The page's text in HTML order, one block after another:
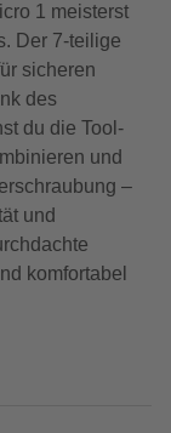
1 meisterst
Der 7-teilige
sicheren
des
du die Tool-
und
–
und
komfortabel